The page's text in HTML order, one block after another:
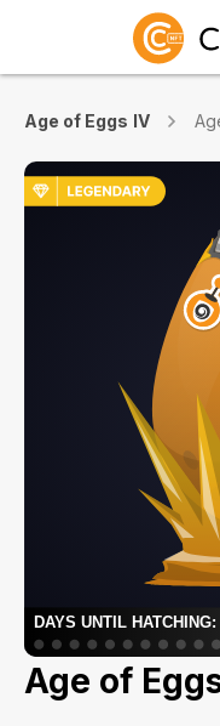
Age of Eggs IV
Age of